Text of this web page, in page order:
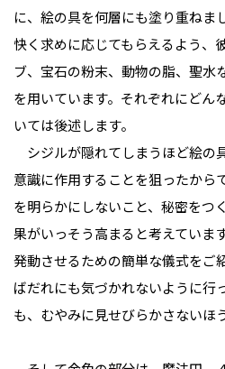
に、絵の具を何層にも塗り重ねま
快く求めに応じてもらえるよう、
ブ、宝石の粉末、動物の脂、聖水
を用いています。それぞれにどん
いては後述します。
シジルが隠れてしまうほど絵の
意識に作用することを狙ったから
を明らかにしないこと、秘密をつ
果がいっそう高まると考えていま
発動させるための簡単な儀式をご
ばだれにも気づかれないように行
も、むやみに見せびらかさないほ